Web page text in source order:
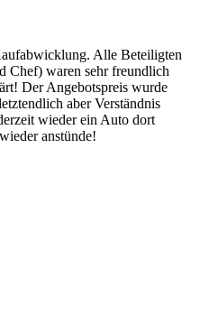
Alle Beteiligten
Chef) waren sehr freundlich
Der Angebotspreis wurde
aber Verständnis
wieder ein Auto dort
anstünde!